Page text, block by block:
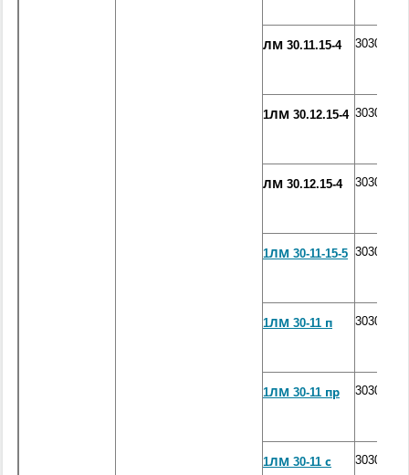
ЛМ 30.11.15-4
1ЛМ 30.12.15-4
ЛМ 30.12.15-4
1ЛМ 30-11-15-5
1ЛМ 30-11 п
1ЛМ 30-11 пр
1ЛМ 30-11 с